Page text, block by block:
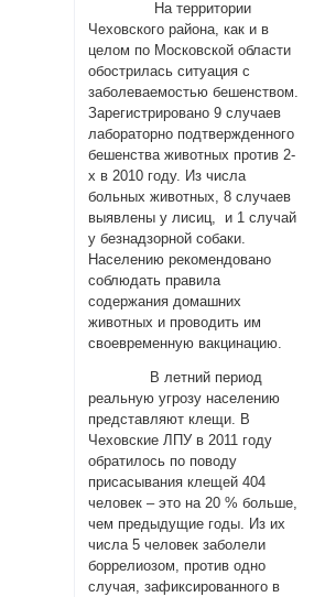
На территории
Чеховского района, как и в
целом по Московской области
обострилась ситуация с
заболеваемостью бешенством.
Зарегистрировано 9 случаев
лабораторно подтвержденного
бешенства животных против 2-
х в 2010 году. Из числа
больных животных, 8 случаев
выявлены у лисиц, и 1 случай
у безнадзорной собаки.
Населению рекомендовано
соблюдать правила
содержания домашних
животных и проводить им
своевременную вакцинацию.
В летний период
реальную угрозу населению
представляют клещи. В
Чеховские ЛПУ в 2011 году
обратилось по поводу
присасывания клещей 404
человек – это на 20 % больше,
чем предыдущие годы. Из их
числа 5 человек заболели
боррелиозом, против одно
случая, зафиксированного в